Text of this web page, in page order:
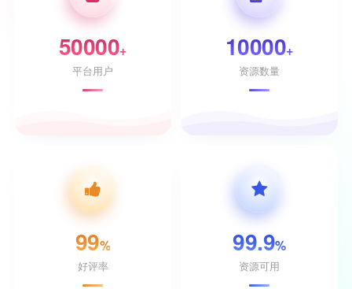
50000+
平台用户
10000+
资源数量
99%
好评率
99.9%
资源可用